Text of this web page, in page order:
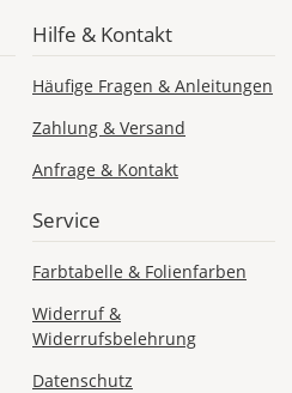
Hilfe & Kontakt
Häufige Fragen & Anleitungen
Zahlung & Versand
Anfrage & Kontakt
Service
Farbtabelle & Folienfarben
Widerruf &
Widerrufsbelehrung
Datenschutz